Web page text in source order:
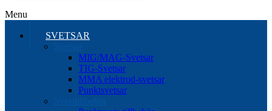
Menu
SVETSAR
MIG/MAG-Svetsar
TIG-Svetsar
MMA elektrod-svetsar
Punktsvetsar